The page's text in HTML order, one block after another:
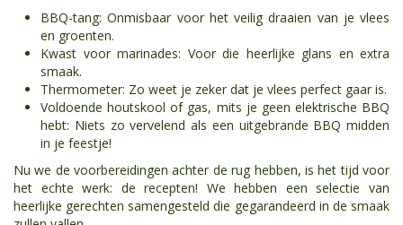
BBQ-tang: Onmisbaar voor het veilig draaien van je vlees
en groenten.
Kwast voor marinades: Voor die heerlijke glans en extra
smaak.
Thermometer: Zo weet je zeker dat je vlees perfect gaar is.
Voldoende houtskool of gas, mits je geen elektrische BBQ
hebt: Niets zo vervelend als een uitgebrande BBQ midden
in je feestje!
Nu we de voorbereidingen achter de rug hebben, is het tijd voor
het echte werk: de recepten! We hebben een selectie van
heerlijke gerechten samengesteld die gegarandeerd in de smaak